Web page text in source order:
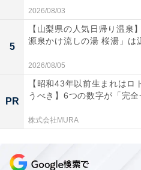
2026/08/03
5
【山梨県の人気日帰り温泉
源泉かけ流しの湯 桜湯」は
2026/08/05
PR
【昭和43年以前生まれはロ
うべき】6つの数字が「完全
株式会社MURA